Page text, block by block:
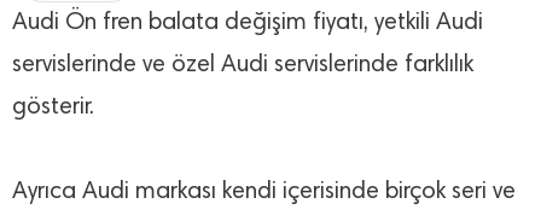
Audi Ön fren balata değişim fiyatı, yetkili Audi
servislerinde ve özel Audi servislerinde farklılık
gösterir.
Ayrıca Audi markası kendi içerisinde birçok seri ve